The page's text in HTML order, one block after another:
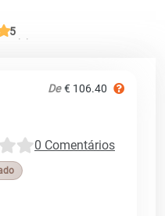
5
De € 106.40
0 Comentários